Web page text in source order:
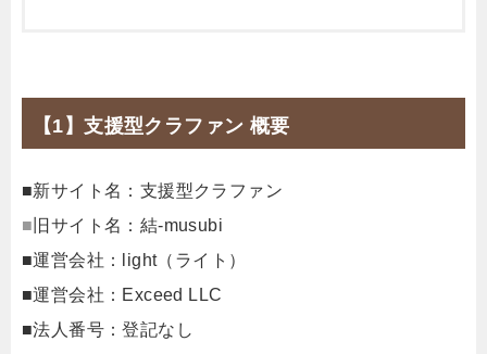
【1】支援型クラファン 概要
■新サイト名：支援型クラファン
■ 旧サイト名：結-musubi
■運営会社：light（ライト）
■運営会社：Exceed LLC
■法人番号：登記なし